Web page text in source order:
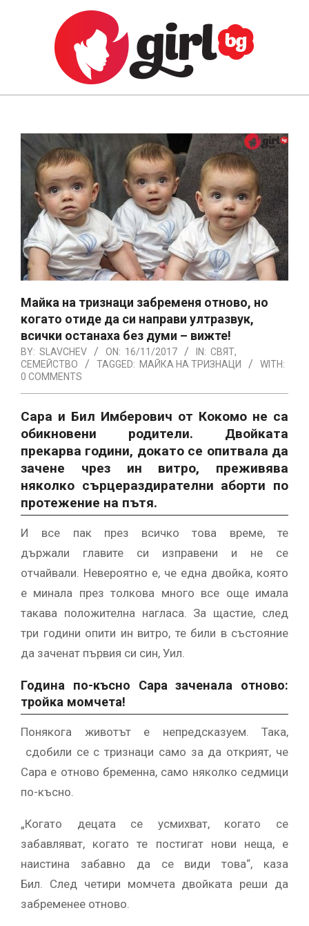
GIRL.BG
Navigation
Майка на тризнаци забременя отново, но
когато отиде да си направи ултразвук,
всички останаха без думи – вижте!
BY: SLAVCHEV ON: 16/11/2017 IN: СВЯТ,
СЕМЕЙСТВО
TAGGED: МАЙКА НА ТРИЗНАЦИ
WITH:
0 COMMENTS
Сара и Бил Имберович от Кокомо не са
обикновени родители. Двойката
прекарва години, докато се опитвала да
зачене чрез ин витро, преживява
няколко сърцераздирателни аборти по
протежение на пътя.
И все пак през всичко това време, те
държали главите си изправени и не се
отчайвали. Невероятно е, че една двойка, която
е минала през толкова много все още имала
такава положителна нагласа. За щастие, след
три години опити ин витро, те били в състояние
да заченат първия си син, Уил.
Година по-късно Сара заченала отново:
тройка момчета!
Понякога животът е непредсказуем. Така,
сдобили се с тризнаци само за да открият, че
Сара е отново бременна, само няколко седмици
по-късно.
„Когато децата се усмихват, когато се
забавляват, когато те постигат нови неща, е
наистина забавно да се види това“, каза
Бил. След четири момчета двойката реши да
забременее отново.